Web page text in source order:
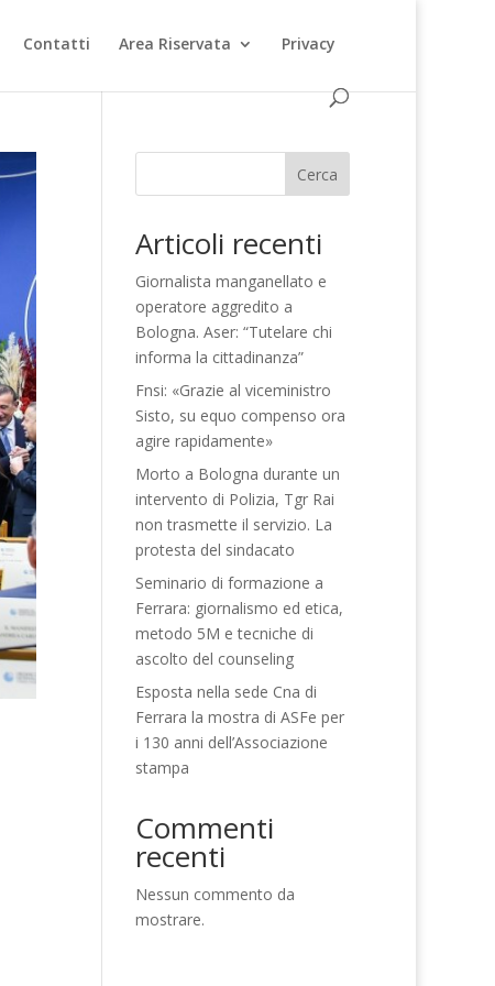
Contatti Area Riservata Privacy
Cerca
Articoli recenti
Giornalista manganellato e
operatore aggredito a
Bologna. Aser: “Tutelare chi
informa la cittadinanza”
Fnsi: «Grazie al viceministro
Sisto, su equo compenso ora
agire rapidamente»
Morto a Bologna durante un
intervento di Polizia, Tgr Rai
non trasmette il servizio. La
protesta del sindacato
Seminario di formazione a
Ferrara: giornalismo ed etica,
metodo 5M e tecniche di
ascolto del counseling
Esposta nella sede Cna di
Ferrara la mostra di ASFe per
i 130 anni dell’Associazione
stampa
Commenti
recenti
Nessun commento da
mostrare.